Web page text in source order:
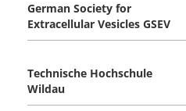
German Society for
Extracellular Vesicles GSEV
Technische Hochschule
Wildau